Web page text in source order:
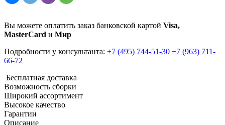
Вы можете оплатить заказ банковской картой Visa,
MasterCard и Мир
Подробности у консультанта: +7 (495) 744-51-30 +7 (963) 711-
66-72
Бесплатная доставка
Возможность сборки
Широкий ассортимент
Высокое качество
Гарантии
Описание